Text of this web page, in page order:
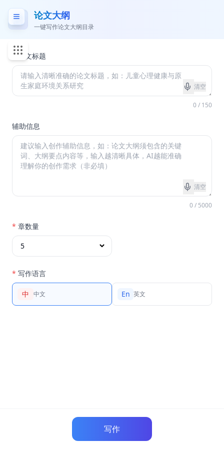
论文大纲
一键写作论文大纲目录
* 论文标题
清空
0 / 150
辅助信息
清空
0 / 5000
* 章数量
* 写作语言
中 中文 En 英文
写作